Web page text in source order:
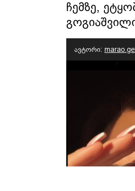
ჩემზე,
ავტორი: marao.ge